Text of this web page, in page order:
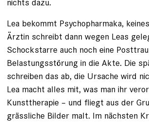
Lea bekommt ­Psychopharmaka,
Ärztin schreibt dann wegen Leas
Schockstarre auch noch eine
Belastungsstörung in die Akte. Die
schreiben das ab, die Ursache wird
Lea macht alles mit, was man ihr
Kunsttherapie – und fliegt aus der
grässliche Bilder malt. Im nächsten